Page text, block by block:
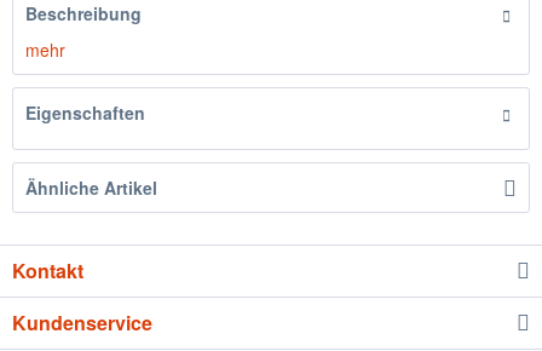
Beschreibung
mehr
Eigenschaften
Ähnliche Artikel
Kontakt
Kundenservice